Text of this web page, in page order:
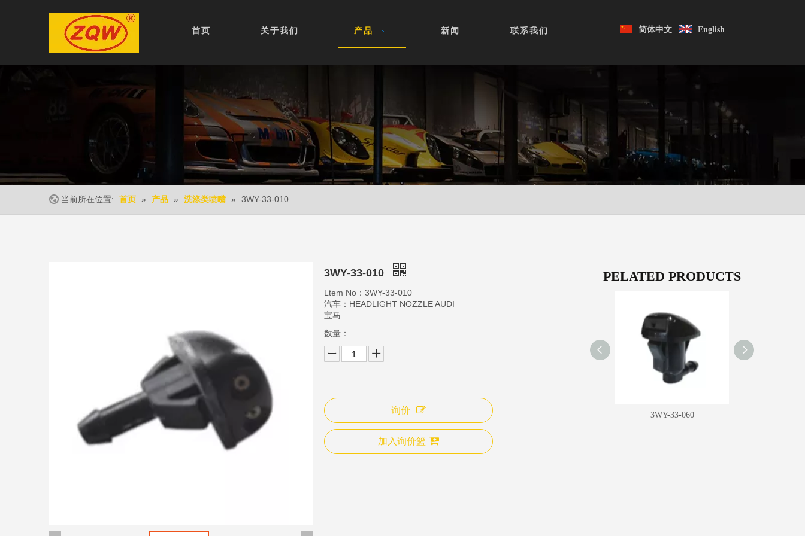
首页 关于我们 产品 新闻 联系我们 简体中文 English
当前所在位置: 首页 » 产品 » 洗涤类喷嘴 » 3WY-33-010
3WY-33-010
Ltem No：3WY-33-010
汽车：HEADLIGHT NOZZLE AUDI
宝马
数量：
询价
加入询价篮
PELATED PRODUCTS
3WY-33-006B 3WY-33-060